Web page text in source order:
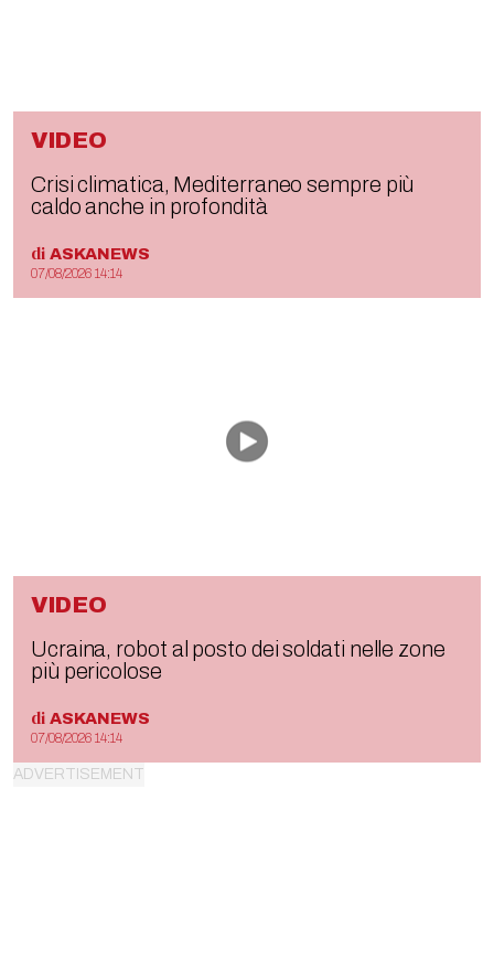
VIDEO
Crisi climatica, Mediterraneo sempre più
caldo anche in profondità
di ASKANEWS
07/08/2026 14:14
VIDEO
Ucraina, robot al posto dei soldati nelle zone
più pericolose
di ASKANEWS
07/08/2026 14:14